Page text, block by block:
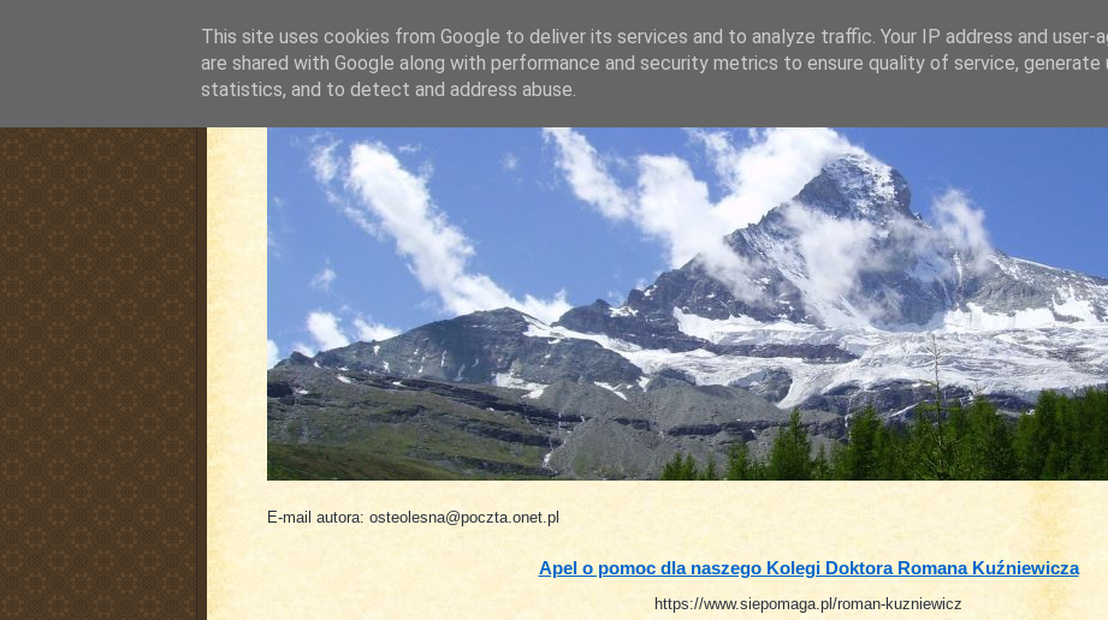
pluskiewicz.blogspot.com
E-mail autora: osteolesna@poczta.onet.pl
Apel o pomoc dla naszego Kolegi Doktora Romana Kuźniewicza
https://www.siepomaga.pl/roman-kuzniewicz
This site uses cookies from Google to deliver its services and to analyze traffic. Your IP address and user-
are shared with Google along with performance and security metrics to ensure quality of service, generate
statistics, and to detect and address abuse.